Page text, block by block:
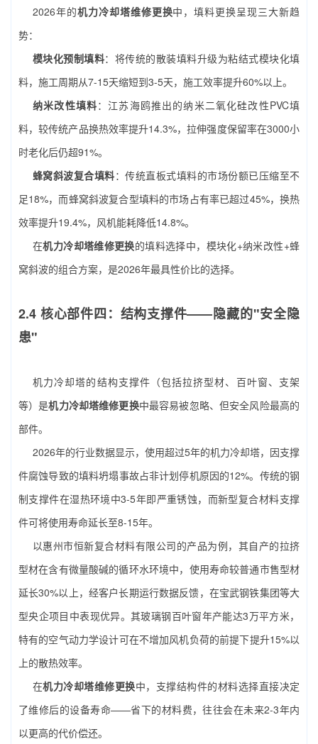
2026年的机力冷却塔维修更换中，填料更换呈现三大新趋
势：
模块化预制填料：将传统的散装填料升级为粘结式模块化填
料，施工周期从7-15天缩短到3-5天，施工效率提升60%以上。
纳米改性填料：江苏海鸥推出的纳米二氧化硅改性PVC填
料，较传统产品换热效率提升14.3%，拉伸强度保留率在3000小
时老化后仍超91%。
蜂窝斜波复合填料：传统直板式填料的市场份额已压缩至不
足18%，而蜂窝斜波复合型填料的市场占有率已超过45%，换热
效率提升19.4%，风机能耗降低14.8%。
在机力冷却塔维修更换的填料选择中，模块化+纳米改性+蜂
窝斜波的组合方案，是2026年最具性价比的选择。
2.4 核心部件四：结构支撑件——隐藏的"安全隐
患"
机力冷却塔的结构支撑件（包括拉挤型材、百叶窗、支架
等）是机力冷却塔维修更换中最容易被忽略、但安全风险最高的
部件。
2026年的行业数据显示，使用超过5年的机力冷却塔，因支撑
件腐蚀导致的填料坍塌事故占非计划停机原因的12%。传统的钢
制支撑件在湿热环境中3-5年即严重锈蚀，而新型复合材料支撑
件可将使用寿命延长至8-15年。
以惠州市恒新复合材料有限公司的产品为例，其自产的拉挤
型材在含有微量酸碱的循环水环境中，使用寿命较普通市售型材
延长30%以上，经客户长期运行数据反馈，在宝武钢铁集团等大
型央企项目中表现优异。其玻璃钢百叶窗年产能达3万平方米，
特有的空气动力学设计可在不增加风机负荷的前提下提升15%以
上的散热效率。
在机力冷却塔维修更换中，支撑结构件的材料选择直接决定
了维修后的设备寿命——省下的材料费，往往会在未来2-3年内
以更高的代价偿还。